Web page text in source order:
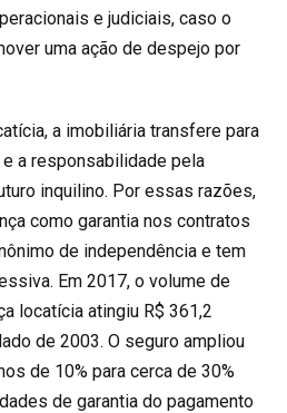
e judiciais, caso o
uma ação de despejo por
a imobiliária transfere para
a responsabilidade pela
inquilino. Por essas razões,
como garantia nos contratos
de independência e tem
Em 2017, o volume de
locatícia atingiu R$ 361,2
de 2003. O seguro ampliou
de 10% para cerca de 30%
de garantia do pagamento